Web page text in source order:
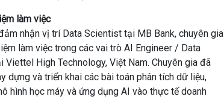
Engineer tại các công ty công nghệ hàng đầu: Mybee
MB Bank.
DE
làm việc
nhận vị trí Data Scientist tại MB Bank, chuyên gia
làm việc trong các vai trò AI Engineer / Data
Viettel High Technology, Việt Nam. Chuyên gia đã
dựng và triển khai các bài toán phân tích dữ liệu,
hình học máy và ứng dụng AI vào thực tế doanh